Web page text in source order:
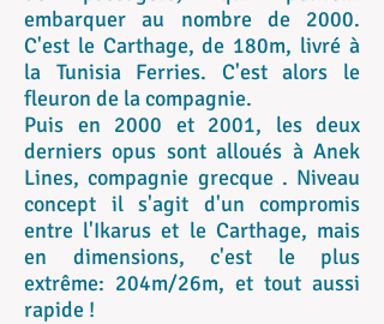
embarquer au nombre de 2000.
C'est le Carthage, de 180m, livré à
la Tunisia Ferries. C'est alors le
fleuron de la compagnie.
Puis en 2000 et 2001, les deux
derniers opus sont alloués à Anek
Lines, compagnie grecque . Niveau
concept il s'agit d'un compromis
entre l'Ikarus et le Carthage, mais
en dimensions, c'est le plus
extrême: 204m/26m, et tout aussi
rapide !